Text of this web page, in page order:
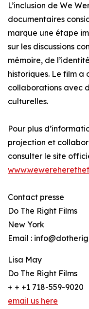
L’inclusion de We
documentaires
marque une étape
sur les discussions
mémoire, de
historiques. Le film
collaborations avec
culturelles.
Pour plus
projection et
consulter le site
Contact presse
Do The Right Films
New York
Email :
Lisa May
Do The Right Films
+ + +1 718-559-9020
email us here